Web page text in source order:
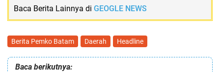
Baca Berita Lainnya di GEOGLE NEWS
Berita Pemko Batam Daerah Headline
Baca berikutnya: